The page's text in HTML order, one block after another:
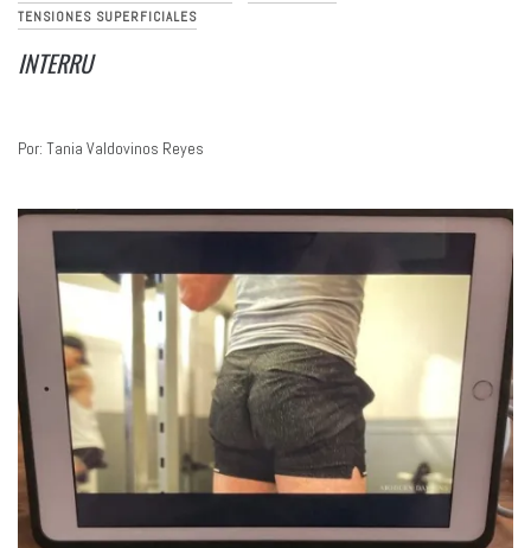
TENSIONES SUPERFICIALES
INTERRU
Por: Tania Valdovinos Reyes